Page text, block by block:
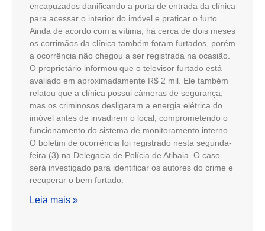
encapuzados danificando a porta de entrada da clínica
para acessar o interior do imóvel e praticar o furto.
Ainda de acordo com a vítima, há cerca de dois meses
os corrimãos da clínica também foram furtados, porém
a ocorrência não chegou a ser registrada na ocasião.
O proprietário informou que o televisor furtado está
avaliado em aproximadamente R$ 2 mil. Ele também
relatou que a clínica possui câmeras de segurança,
mas os criminosos desligaram a energia elétrica do
imóvel antes de invadirem o local, comprometendo o
funcionamento do sistema de monitoramento interno.
O boletim de ocorrência foi registrado nesta segunda-
feira (3) na Delegacia de Polícia de Atibaia. O caso
será investigado para identificar os autores do crime e
recuperar o bem furtado.
Leia mais »